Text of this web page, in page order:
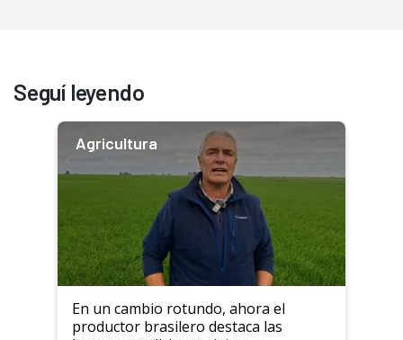
Seguí leyendo
Agricultura
En un cambio rotundo, ahora el
productor brasilero destaca las